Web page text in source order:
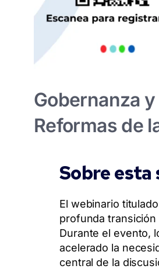
Gobernanza
Reformas de
Sobre esta
El webinario titulado
profunda
Durante el evento,
acelerado la
central de la